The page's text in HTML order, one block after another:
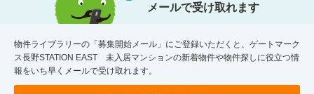
メールで受け取れます
物件ライブラリーの「募集開始メール」にご登録いただくと、ゲートマーク
ス長野STATION EAST 未入居マンションの新着物件や物件探しに役立つ情
報をいち早くメールで受け取れます。